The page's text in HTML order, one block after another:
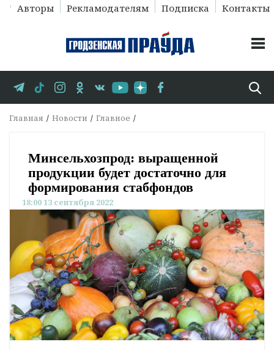
Авторы Рекламодателям Подписка Контакты
Главная Новости Главное
Минсельхозпрод: выращенной
продукции будет достаточно для
формирования стабфондов
18:00 13 сентября 2022